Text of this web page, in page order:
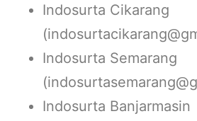
Indosurta Cikarang
Indosurta Semarang
Indosurta Banjarmasin